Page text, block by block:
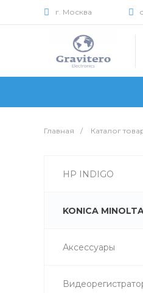
г. Москва
Главная / Каталог
HP INDIGO
KONICA
Аксессуары